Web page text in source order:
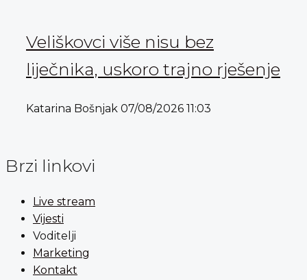
Veliškovci više nisu bez
liječnika, uskoro trajno rješenje
Katarina Bošnjak 07/08/2026 11:03
Brzi linkovi
Live stream
Vijesti
Voditelji
Marketing
Kontakt